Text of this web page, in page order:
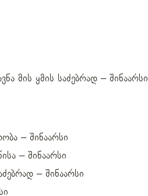
მის ყმის საძებრად – შინაარსი
– შინაარსი
– შინაარსი
– შინაარსი